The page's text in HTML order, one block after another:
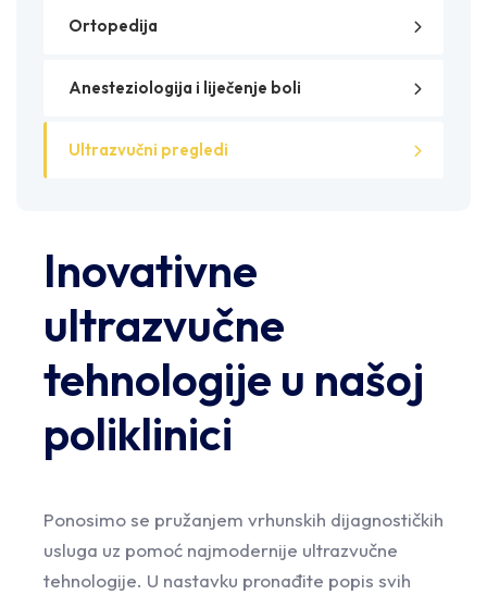
Ortopedija
Anesteziologija i liječenje boli
Ultrazvučni pregledi
Inovativne
ultrazvučne
tehnologije u našoj
poliklinici
Ponosimo se pružanjem vrhunskih dijagnostičkih
usluga uz pomoć najmodernije ultrazvučne
tehnologije. U nastavku pronađite popis svih